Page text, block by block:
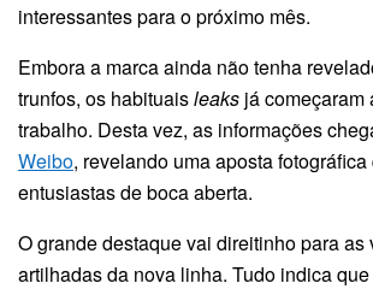
interessantes para o próximo mês.
Embora a marca ainda não tenha
trunfos, os habituaisleaks já começaram
trabalho. Desta vez, as informações
Weibo, revelando uma aposta
entusiastas de boca aberta.
O grande destaque vai direitinho para as
artilhadas da nova linha. Tudo indica